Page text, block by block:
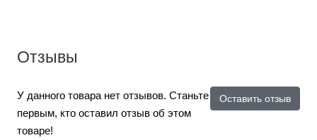
Отзывы
Оставить отзыв
У данного товара нет отзывов. Станьте
первым, кто оставил отзыв об этом
товаре!